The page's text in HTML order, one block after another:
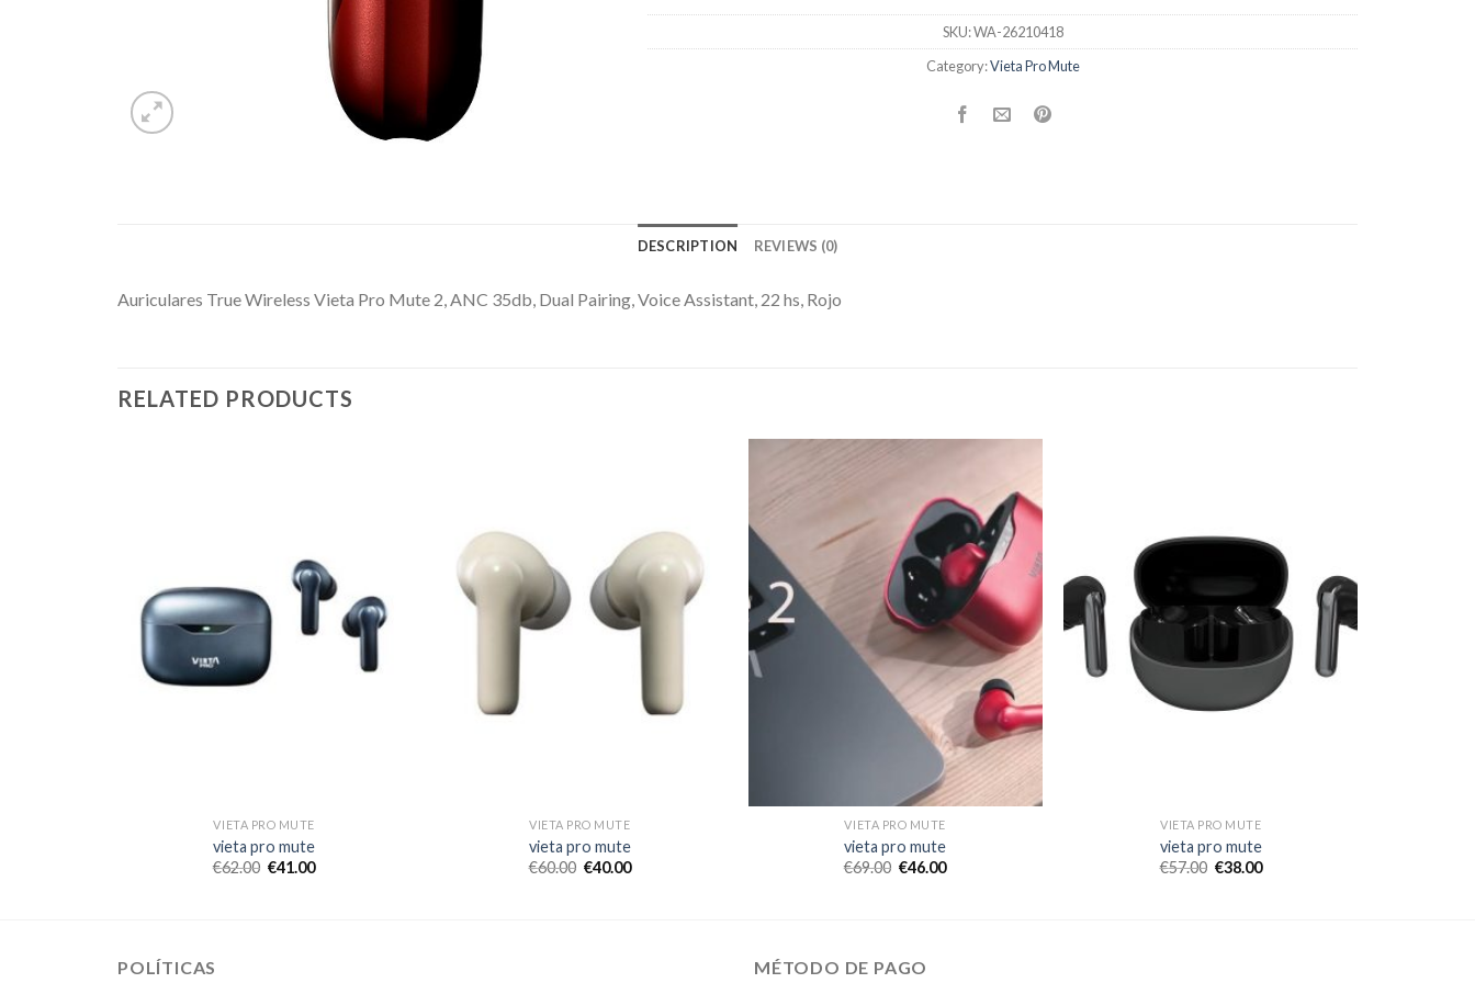
SKU:WA-26210418
Category:Vieta Pro Mute
DESCRIPTION REVIEWS (0)
Auriculares True Wireless Vieta Pro Mute 2, ANC 35db, Dual Pairing, Voice Assistant, 22 hs, Rojo
RELATED PRODUCTS
VIETA PRO MUTE
vieta pro mute
€62.00 €41.00
VIETA PRO MUTE
vieta pro mute
€60.00 €40.00
VIETA PRO MUTE
vieta pro mute
€69.00 €46.00
VIETA PRO MUTE
vieta pro mute
€57.00 €38.00
POLÍTICAS MÉTODO DE PAGO